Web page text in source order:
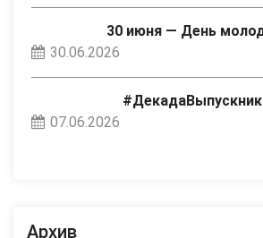
30 июня — День
30.06.2026
07.06.2026
Архив